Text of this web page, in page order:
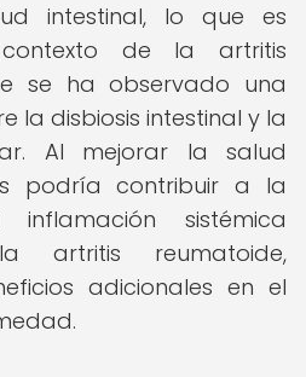
intestinal, lo que es
de la artritis
se ha observado una
la disbiosis intestinal y la
Al mejorar la salud
podría contribuir a la
sistémica
artritis reumatoide,
adicionales en el